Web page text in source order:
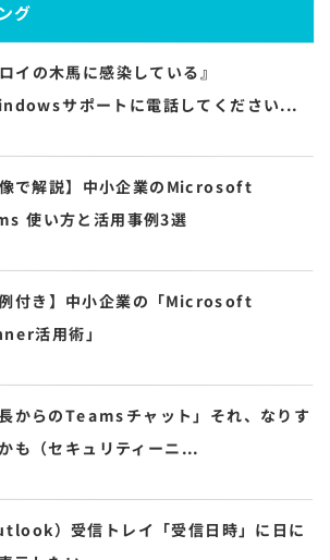
グ
ロイの木馬に感染している』
サポートに電話してください...
像で解説】中小企業のMicrosoft
使い方と活用事例3選
例付き】中小企業の「Microsoft
活用術」
長からのTeamsチャット」それ、なりす
も（セキュリティーニ...
）受信トレイ「受信日時」に日に